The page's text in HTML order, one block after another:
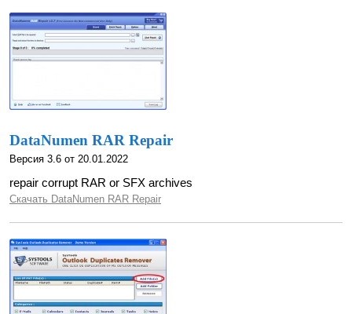
DataNumen RAR Repair
Версия 3.6 от 20.01.2022
repair corrupt RAR or SFX archives
Скачать DataNumen RAR Repair